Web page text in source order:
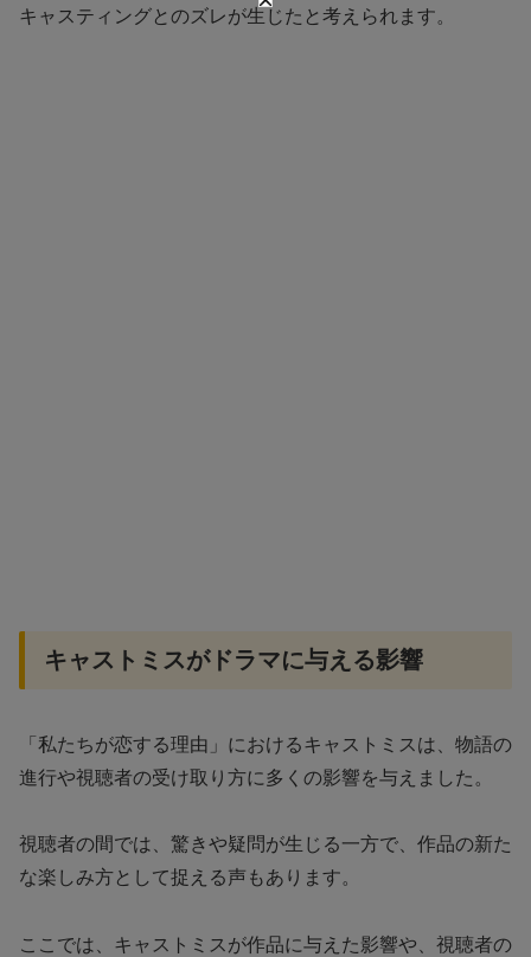
キャスティングとのズレが生じたと考えられます。
キャストミスがドラマに与える影響
「私たちが恋する理由」におけるキャストミスは、物語の
進行や視聴者の受け取り方に多くの影響を与えました。
視聴者の間では、驚きや疑問が生じる一方で、作品の新た
な楽しみ方として捉える声もあります。
ここでは、キャストミスが作品に与えた影響や、視聴者の